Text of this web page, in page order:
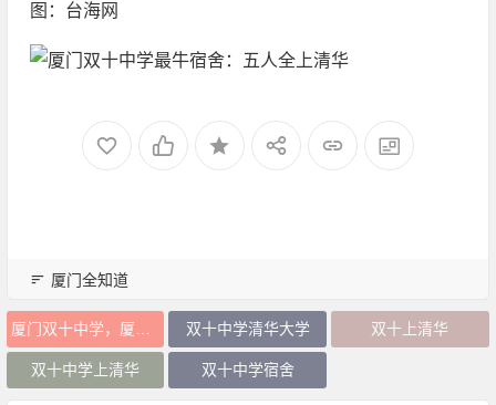
图：台海网
厦门全知道
双十中学清华大学 双十上清华
双十中学上清华 双十中学宿舍